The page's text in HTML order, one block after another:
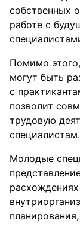
собственных
работе с
Помимо
могут быть
с
позволит
трудовую
специалистам.
Молодые